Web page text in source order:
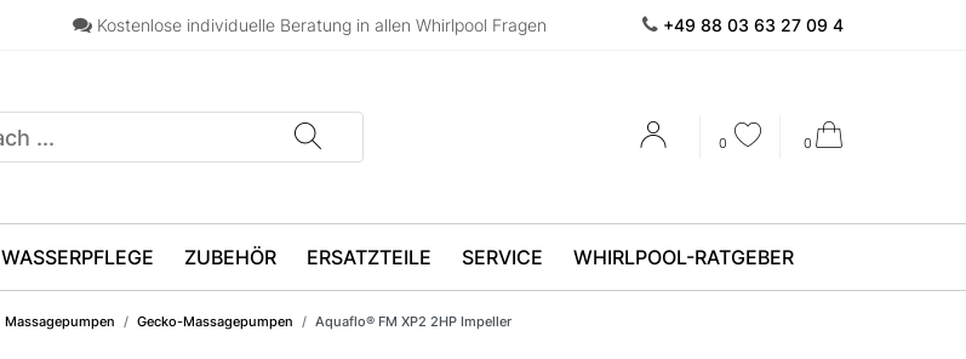
Kostenlose individuelle Beratung in allen Whirlpool Fragen +49 88 03 63 27 09 4
0 0
WASSERPFLEGE ZUBEHÖR ERSATZTEILE SERVICE WHIRLPOOL-RATGEBER
Massagepumpen Gecko-Massagepumpen Aquaflo® FM XP2 2HP Impeller